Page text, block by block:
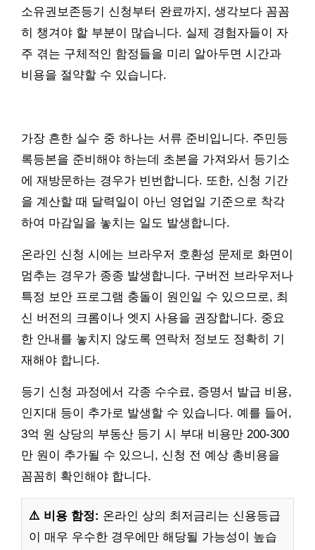
소유권보존등기 신청부터 완료까지, 생각보다 꼼꼼
히 챙겨야 할 부분이 많습니다. 실제 경험자들이 자
주 겪는 구체적인 함정들을 미리 알아두면 시간과
비용을 절약할 수 있습니다.
가장 흔한 실수 중 하나는 서류 준비입니다. 주민등
록등본을 준비해야 하는데 초본을 가져와서 등기소
에 재방문하는 경우가 빈번합니다. 또한, 신청 기간
을 계산할 때 달력일이 아닌 영업일 기준으로 착각
하여 마감일을 놓치는 일도 발생합니다.
온라인 신청 시에는 브라우저 호환성 문제로 화면이
멈추는 경우가 종종 발생합니다. 구버전 브라우저나
특정 보안 프로그램 충돌이 원인일 수 있으므로, 최
신 버전의 크롬이나 엣지 사용을 권장합니다. 중요
한 안내를 놓치지 않도록 연락처 정보도 정확히 기
재해야 합니다.
등기 신청 과정에서 각종 수수료, 증명서 발급 비용,
인지대 등이 추가로 발생할 수 있습니다. 예를 들어,
3억 원 상당의 부동산 등기 시 부대 비용만 200-300
만 원이 추가될 수 있으니, 신청 전 예상 총비용을
꼼꼼히 확인해야 합니다.
⚠️ 비용 함정: 온라인 상의 최저금리는 신용등급
이 매우 우수한 경우에만 해당될 가능성이 높습